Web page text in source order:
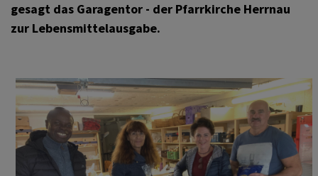
DURCH DAS LEBEN
MITEINANDER BETEN
PFARRLEBEN
gesagt das Garagentor - der Pfarrkirche Herrnau
zur Lebensmittelausgabe.